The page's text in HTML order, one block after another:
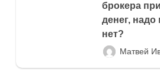
брокера
денег, надо
нет?
Матвей